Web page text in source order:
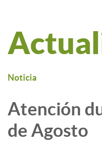
Noticia
Atención
de Agosto